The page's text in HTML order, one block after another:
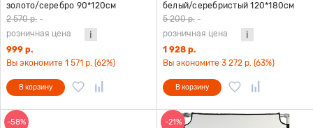
золото/серебро 90*120см
2 570 р. -
розничная цена
999 р.
Вы экономите 1 571 р. (62%)
В корзину
белый/серебристый 120*180см
5 200 р. -
розничная цена
1 928 р.
Вы экономите 3 272 р. (63%)
В корзину
-58% -21%